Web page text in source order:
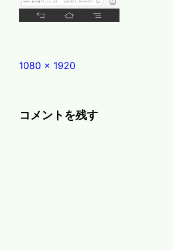
Full
1080 × 1920
コメントを残す